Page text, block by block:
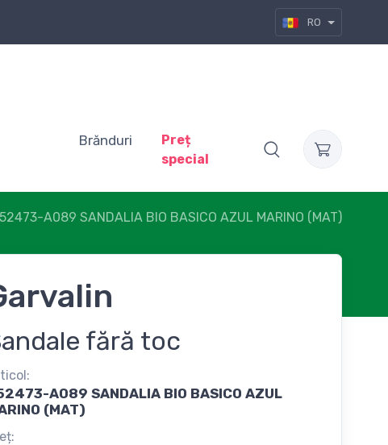
RO
Brănduri
Preț
special
A089 SANDALIA BIO BASICO AZUL MARINO (MAT)
fără toc
A089 SANDALIA BIO BASICO AZUL
(MAT)